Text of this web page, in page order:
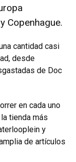
Copenhague.
cantidad casi
desde
de Doc
en cada uno
tienda más
y
de artículos